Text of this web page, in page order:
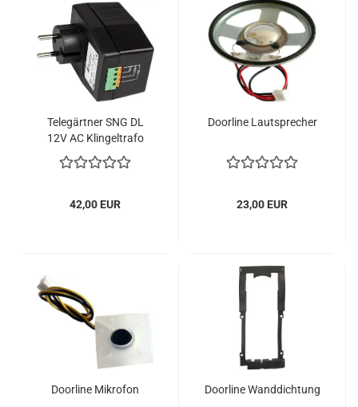
Telegärtner SNG DL
12V AC Klingeltrafo
42,00 EUR
Doorline Lautsprecher
23,00 EUR
Doorline Mikrofon Doorline Wanddichtung